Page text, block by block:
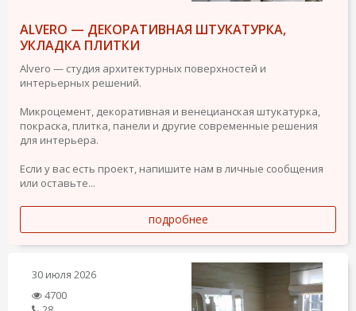
ALVERO — ДЕКОРАТИВНАЯ ШТУКАТУРКА,
УКЛАДКА ПЛИТКИ
Alvero — студия архитектурных поверхностей и
интерьерных решений.
Микроцемент, декоративная и венецианская штукатурка,
покраска, плитка, панели и другие современные решения
для интерьера.
Если у вас есть проект, напишите нам в личные сообщения
или оставьте...
подробнее
30 июля 2026
4700